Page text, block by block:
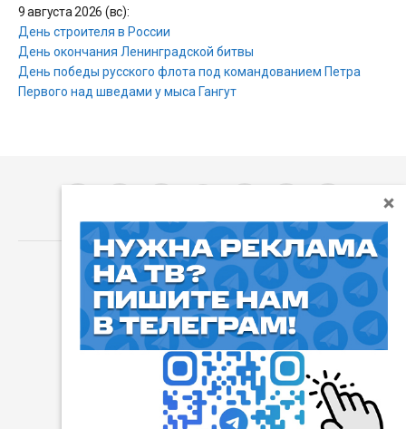
9 августа 2026 (вс):
День строителя в России
День окончания Ленинградской битвы
День победы русского флота под командованием Петра
Первого над шведами у мыса Гангут